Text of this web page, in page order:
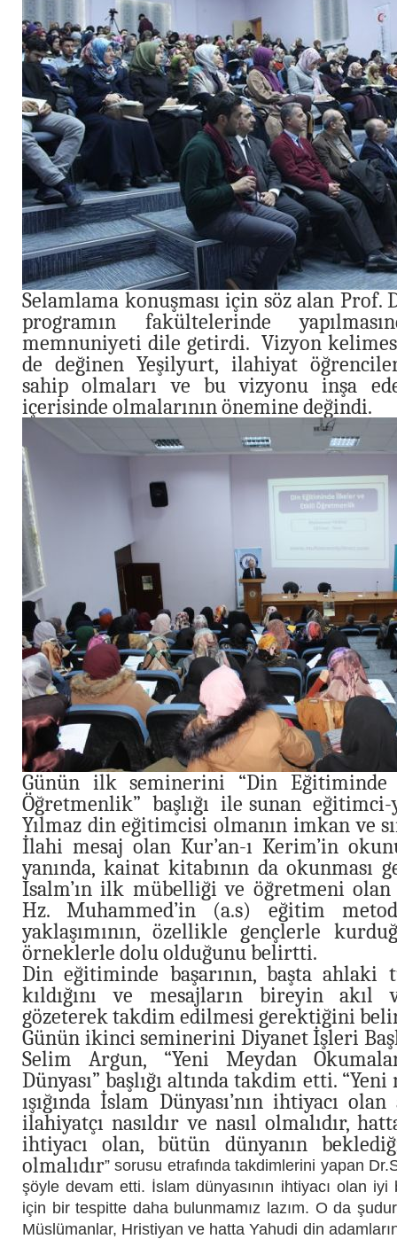
Selamlama konuşması için söz alan Prof.
programın fakültelerinde
memnuniyeti dile getirdi. Vizyon
de değinen Yeşilyurt, ilahiyat
sahip olmaları ve bu vizyonu inşa
içerisinde olmalarının önemine değindi.
Günün ilk seminerini “Din
Öğretmenlik” başlığı ile sunan
Yılmaz din eğitimcisi olmanın imkan ve
İlahi mesaj olan Kur’an-ı Kerim’in
yanında, kainat kitabının da
İsalm’ın ilk mübelliği ve öğretmeni
Hz. Muhammed’in (a.s) eğitim
yaklaşımının, özellikle gençlerle
örneklerle dolu olduğunu belirtti.
Din eğitiminde başarının, başta ahlaki
kıldığını ve mesajların bireyin akıl
gözeterek takdim edilmesi gerektiğini
Günün ikinci seminerini Diyanet İşleri
Selim Argun, “Yeni Meydan
Dünyası” başlığı altında takdim etti.
ışığında İslam Dünyası’nın ihtiyacı
ilahiyatçı nasıldır ve nasıl olmalıdır,
ihtiyacı olan, bütün dünyanın
olmalıdır” sorusu etrafında takdimlerini yapan
şöyle devam etti. İslam dünyasının ihtiyacı olan iyi
için bir tespitte daha bulunmamız lazım. O da
Müslümanlar, Hristiyan ve hatta Yahudi din